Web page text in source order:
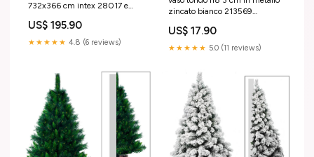
732x366 cm intex 28017 e
US$ 195.90
★★★★★ 4.8 (6 reviews)
zincato bianco 213569
US$ 17.90
★★★★★ 5.0 (11 reviews)